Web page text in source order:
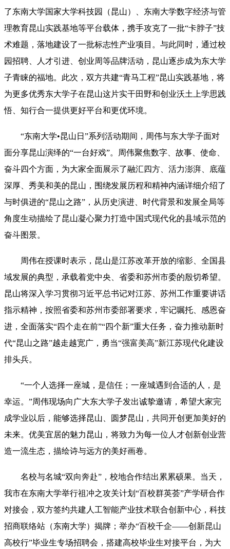
了东南大学国家大学科技园（昆山）、东南大学数字经济与管
理教育昆山实践基地等平台载体，携手攻克了一批“卡脖子”技
术难题，落地建设了一批标志性产业项目。与此同时，通过校
园招聘、人才引进、创业周等品牌活动，昆山逐步成为东大学
子青睐的福地。此次，双方共建“青马工程”昆山实践基地，将
为更多优秀东大学子在昆山这片实干田野和创业沃土上学思践
悟、知行合一提供更好平台和更优环境。
“东南大学•昆山日”系列活动期间，周伟与东大学子面对
面分享昆山演绎的“一台好戏”。周伟聚焦数字、故事、使命、
奋斗四个方面，为大家全面展示了融汇四方、活力澎湃、底蕴
深厚、秀美和美的昆山，围绕发展历程和精神内涵详细介绍了
与时俱进的“昆山之路”，从历史演进、时代背景和发展全局等
角度生动描绘了昆山凝心聚力打造中国式现代化的县域示范的
奋斗图景。
周伟在授课时表示，昆山是江苏改革开放的缩影、全国县
域发展的典型，承载着党中央、省委和苏州市委的殷切希望。
昆山将深入学习贯彻习近平总书记对江苏、苏州工作重要讲话
指示精神，按照省委和苏州市委部署要求，牢记嘱托、感恩奋
进，全面落实“四个走在前”“四个新”重大任务，奋力推动新时
代“昆山之路”越走越宽广，勇当“强富美高”新江苏现代化建设
排头兵。
“一个人选择一座城，是信任；一座城遇到合适的人，是
幸运。”周伟现场向广大东大学子发出诚挚邀请，希望大家完
成学业以后，能够选择昆山、圆梦昆山，共同开创更加美好的
未来。优美宜居的魅力昆山，将致力为每一位人才创新创业营
造一流生态，描绘诗与远方的美好画卷。
名校与名城“双向奔赴”，校地合作结出累累硕果。当天，
我市在东南大学举行祖冲之攻关计划“百校群英荟”产学研合作
对接会，双方签约共建人工智能产业技术联合创新中心，科技
招商联络站（东南大学）揭牌；举办“百校千企——创新昆山
高校行”毕业生专场招聘会，搭建高校毕业生对接平台，为大